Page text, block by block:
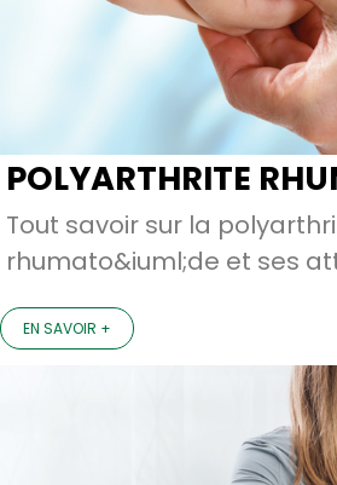
POLYARTHRITE
Tout savoir sur la
rhumato&iuml;de et ses
EN SAVOIR +